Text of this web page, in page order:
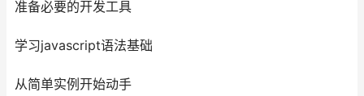
准备必要的开发工具
学习javascript语法基础
从简单实例开始动手